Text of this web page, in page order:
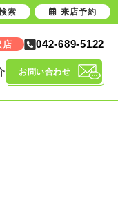
店 042-689-5122
お問い合わせ
索 来店予約